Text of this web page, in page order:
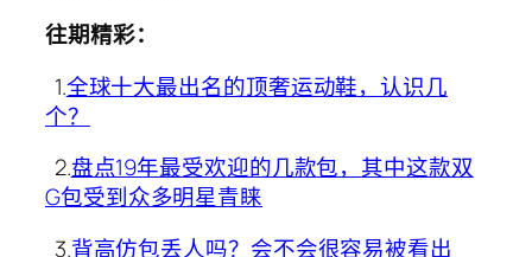
往期精彩：
1.全球十大最出名的顶奢运动鞋，认识几
个？
2.盘点19年最受欢迎的几款包，其中这款双
G包受到众多明星青睐
3.背高仿包丢人吗？会不会很容易被看出